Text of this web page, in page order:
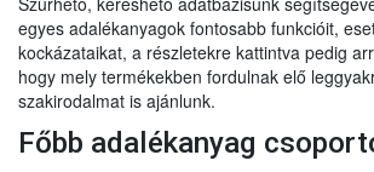
egyes adalékanyagok fontosabb funkcióit,
kockázataikat, a részletekre kattintva pedig
hogy mely termékekben fordulnak elő
szakirodalmat is ajánlunk.
Főbb adalékanyag